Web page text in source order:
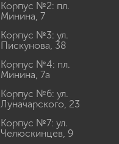
Корпус №2: пл.
Минина, 7
Корпус №3: ул.
Пискунова, 38
Корпус №4: пл.
Минина, 7а
Корпус №6: ул.
Луначарского, 23
Корпус №7: ул.
Челюскинцев, 9